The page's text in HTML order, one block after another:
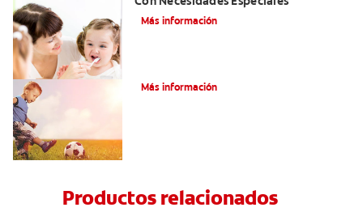
Más información
Más información
Productos relacionados